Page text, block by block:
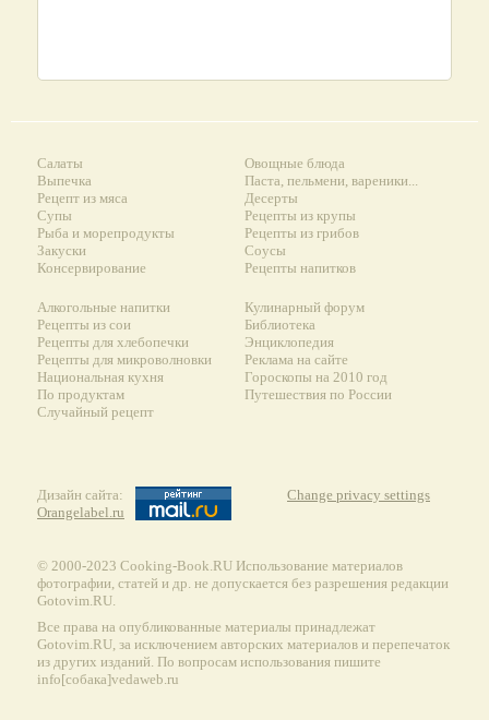
Салаты
Выпечка
Рецепт из мяса
Супы
Рыба и морепродукты
Закуски
Консервирование
Овощные блюда
Паста, пельмени, вареники...
Десерты
Рецепты из крупы
Рецепты из грибов
Соусы
Рецепты напитков
Алкогольные напитки
Рецепты из сои
Рецепты для хлебопечки
Рецепты для микроволновки
Национальная кухня
По продуктам
Случайный рецепт
Кулинарный форум
Библиотека
Энциклопедия
Реклама на сайте
Гороскопы на 2010 год
Путешествия по России
Дизайн сайта:
Orangelabel.ru
Change privacy settings
© 2000-2023 Сooking-Book.RU Использование материалов
фотографии, статей и др. не допускается без разрешения редакции
Gotovim.RU.
Все права на опубликованные материалы принадлежат
Gotovim.RU, за исключением авторских материалов и перепечаток
из других изданий. По вопросам использования пишите
info[собака]vedaweb.ru